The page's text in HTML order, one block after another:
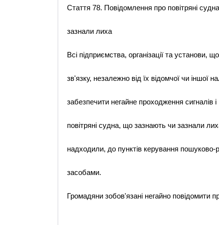
Стаття 78. Повідомлення про повітряні
зазнали лиха
Всі підприємства, організації та установи,
зв'язку, незалежно від їх відомчої чи іншої
забезпечити негайне проходження сигналів
повітряні судна, що зазнають чи зазнали
надходили, до пунктів керування пошуково-
засобами.
Громадяни зобов'язані негайно повідомити